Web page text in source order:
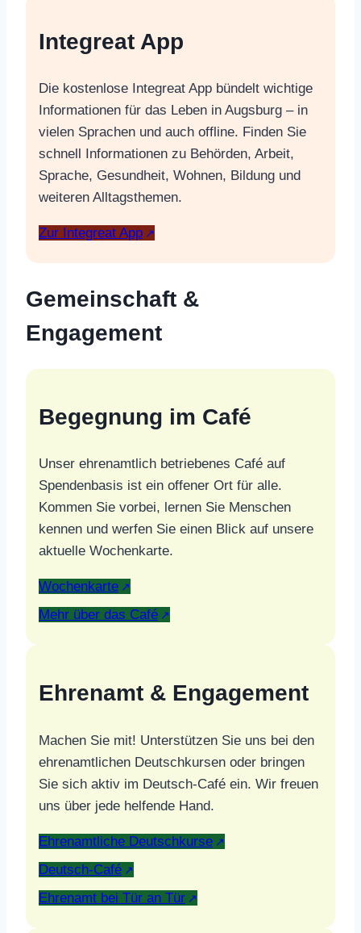
Integreat App
Die kostenlose Integreat App bündelt wichtige
Informationen für das Leben in Augsburg – in
vielen Sprachen und auch offline. Finden Sie
schnell Informationen zu Behörden, Arbeit,
Sprache, Gesundheit, Wohnen, Bildung und
weiteren Alltagsthemen.
Zur Integreat App
Gemeinschaft &
Engagement
Begegnung im Café
Unser ehrenamtlich betriebenes Café auf
Spendenbasis ist ein offener Ort für alle.
Kommen Sie vorbei, lernen Sie Menschen
kennen und werfen Sie einen Blick auf unsere
aktuelle Wochenkarte.
Wochenkarte
Mehr über das Café
Ehrenamt & Engagement
Machen Sie mit! Unterstützen Sie uns bei den
ehrenamtlichen Deutschkursen oder bringen
Sie sich aktiv im Deutsch-Café ein. Wir freuen
uns über jede helfende Hand.
Ehrenamtliche Deutschkurse
Deutsch-Café
Ehrenamt bei Tür an Tür